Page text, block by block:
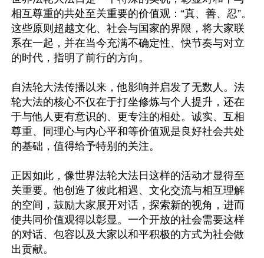
相互尊重的共处至关重要的价值观：“真、善、忍”。
这些原则超越文化、社会与国家的界限，将大家联
系在一起，并在当今充满不确定性、快节奏与对立
的时代，指明了前行的方向。
自法轮大法传播以来，他影响并启发了无数人。法
轮大法的核心不仅在于打坐修炼与个人提升，还在
于与他人更有意识的、更专注的相处。诚实、互相
尊重、同理心与内心平和等价值观是良好社会共处
的基础，值得给予特别的关注。
正因如此，像世界法轮大法日这样的活动才显得至
关重要。他创造了彼此相遇、文化交流与相互理解
的空间，鼓励大家展开对话，探索新的视角，进而
使共同价值观得以彰显。一个开放的社会需要这样
的对话、包容以及大家以和平积极的方式为社会做
出贡献。